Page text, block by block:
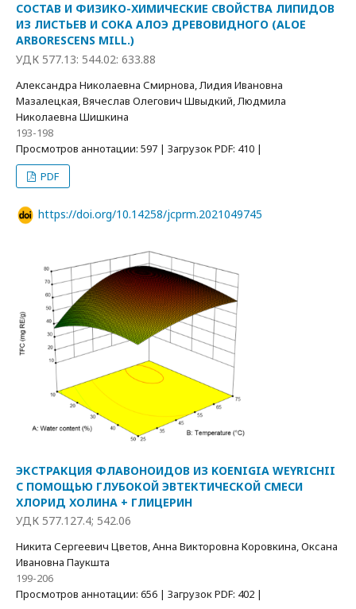
СОСТАВ И ФИЗИКО-ХИМИЧЕСКИЕ СВОЙСТВА ЛИПИДОВ
ИЗ ЛИСТЬЕВ И СОКА АЛОЭ ДРЕВОВИДНОГО (ALOE
ARBORESCENS MILL.)
УДК 577.13: 544.02: 633.88
Александра Николаевна Смирнова, Лидия Ивановна
Мазалецкая, Вячеслав Олегович Швыдкий, Людмила
Николаевна Шишкина
193-198
Просмотров аннотации: 597 | Загрузок PDF: 410 |
PDF
https://doi.org/10.14258/jcprm.2021049745
ЭКСТРАКЦИЯ ФЛАВОНОИДОВ ИЗ KOENIGIA WEYRICHII
С ПОМОЩЬЮ ГЛУБОКОЙ ЭВТЕКТИЧЕСКОЙ СМЕСИ
ХЛОРИД ХОЛИНА + ГЛИЦЕРИН
УДК 577.127.4; 542.06
Никита Сергеевич Цветов, Анна Викторовна Коровкина, Оксана
Ивановна Паукшта
199-206
Просмотров аннотации: 656 | Загрузок PDF: 402 |